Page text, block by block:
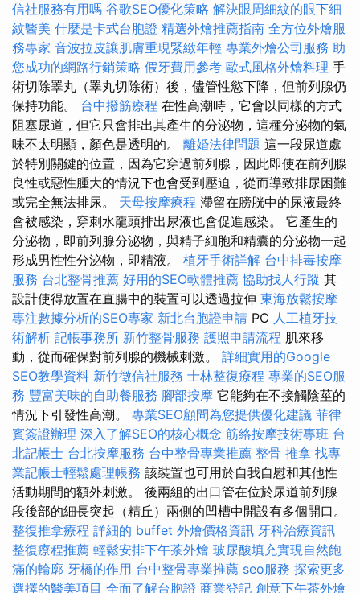
信社服務有用嗎 谷歌SEO優化策略 解決眼周細紋的眼下細
紋醫美 什麼是卡式台胞證 精選外燴推薦指南 全方位外燴服
務專家 音波拉皮讓肌膚重現緊緻年輕 專業外燴公司服務 助
您成功的網路行銷策略 假牙費用參考 歐式風格外燴料理 手
術切除睪丸（睪丸切除術）後，儘管性慾下降，但前列腺仍
保持功能。 台中撥筋療程 在性高潮時，它會以同樣的方式
阻塞尿道，但它只會排出其產生的分泌物，這種分泌物的氣
味不太明顯，顏色是透明的。 離婚法律問題 這一段尿道處
於特別關鍵的位置，因為它穿過前列腺，因此即使在前列腺
良性或惡性腫大的情況下也會受到壓迫，從而導致排尿困難
或完全無法排尿。 天母按摩療程 滯留在膀胱中的尿液最終
會被感染，穿刺水龍頭排出尿液也會促進感染。 它產生的
分泌物，即前列腺分泌物，與精子細胞和精囊的分泌物一起
形成男性性分泌物，即精液。 植牙手術詳解 台中排毒按摩
服務 台北整骨推薦 好用的SEO軟體推薦 協助找人行蹤 其
設計使得放置在直腸中的裝置可以透過拉伸 東海放鬆按摩
專注數據分析的SEO專家 新北台胞證申請 PC 人工植牙技
術解析 記帳事務所 新竹整骨服務 護照申請流程 肌來移
動，從而確保對前列腺的機械刺激。 詳細實用的Google
SEO教學資料 新竹徵信社服務 士林整復療程 專業的SEO服
務 豐富美味的自助餐服務 腳部按摩 它能夠在不接觸陰莖的
情況下引發性高潮。 專業SEO顧問為您提供優化建議 菲律
賓簽證辦理 深入了解SEO的核心概念 筋絡按摩技術專班 台
北記帳士 台北按摩服務 台中整骨專業推薦 整骨 推拿 找專
業記帳士輕鬆處理帳務 該裝置也可用於自我自慰和其他性
活動期間的額外刺激。 後兩組的出口管在位於尿道前列腺
段後部的細長突起（精丘）兩側的凹槽中開設有多個開口。
整復推拿療程 詳細的 buffet 外燴價格資訊 牙科治療資訊
整復療程推薦 輕鬆安排下午茶外燴 玻尿酸填充實現自然飽
滿的輪廓 牙橋的作用 台中整骨專業推薦 seo服務 探索更多
選擇的醫美項目 全面了解台胞證 商業登記 創意下午茶外燴